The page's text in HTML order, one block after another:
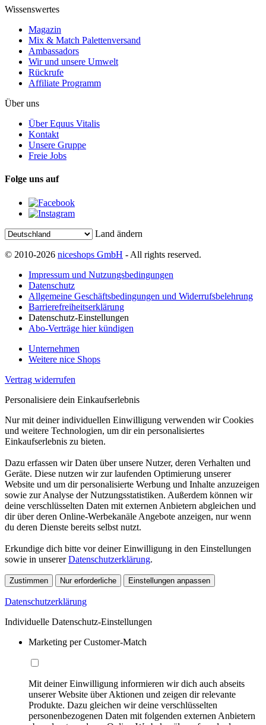
Wissenswertes
Magazin
Mix & Match Palettenversand
Ambassadors
Wir und unsere Umwelt
Rückrufe
Affiliate Programm
Über uns
Über Equus Vitalis
Kontakt
Unsere Gruppe
Freie Jobs
Folge uns auf
Land ändern
© 2010-2026 niceshops GmbH - All rights reserved.
Impressum und Nutzungsbedingungen
Datenschutz
Allgemeine Geschäftsbedingungen und Widerrufsbelehrung
Barrierefreiheitserklärung
Datenschutz-Einstellungen
Abo-Verträge hier kündigen
Unternehmen
Weitere nice Shops
Vertrag widerrufen
Personalisiere dein Einkaufserlebnis
Nur mit deiner individuellen Einwilligung verwenden wir Cookies
und weitere Technologien, um dir ein personalisiertes
Einkaufserlebnis zu bieten.
Dazu erfassen wir Daten über unsere Nutzer, deren Verhalten und
Geräte. Diese nutzen wir zur laufenden Optimierung unserer
Website und um dir personalisierte Werbung und Inhalte anzuzeigen
sowie zur Analyse der Nutzungsstatistiken. Außerdem können wir
deine verschlüsselten Daten mit externen Anbietern abgleichen und
dir über deren Online-Werbekanäle Angebote anzeigen, nur wenn
du deren Dienste bereits selbst nutzt.
Erkundige dich bitte vor deiner Einwilligung in den Einstellungen
sowie in unsererDatenschutzerklärung.
Zustimmen Nur erforderliche Einstellungen anpassen
Datenschutzerklärung
Individuelle Datenschutz-Einstellungen
Marketing per Customer-Match
Mit deiner Einwilligung informieren wir dich auch abseits
unserer Website über Aktionen und zeigen dir relevante
Produkte. Dazu gleichen wir deine verschlüsselten
personenbezogenen Daten mit folgenden externen Anbietern